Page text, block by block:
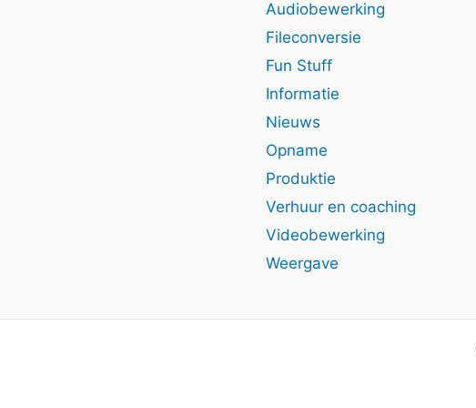
Audiobewerking
Fileconversie
Fun Stuff
Informatie
Nieuws
Opname
Produktie
Verhuur en coaching
Videobewerking
Weergave